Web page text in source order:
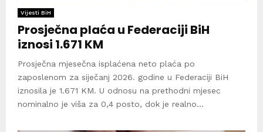
Vijesti BiH
Prosječna plaća u Federaciji BiH
iznosi 1.671 KM
Prosječna mjesečna isplaćena neto plaća po
zaposlenom za siječanj 2026. godine u Federaciji BiH
iznosila je 1.671 KM. U odnosu na prethodni mjesec
nominalno je viša za 0,4 posto, dok je realno...